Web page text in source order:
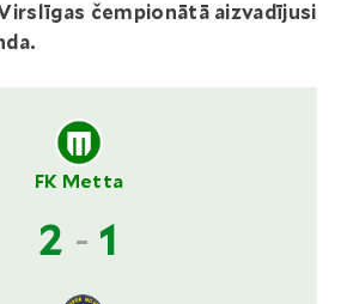
čempionātā aizvadījusi
FK Metta
2 - 1